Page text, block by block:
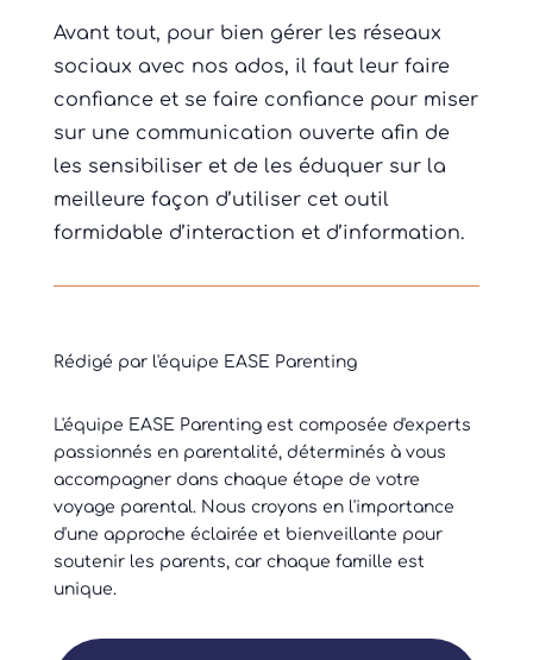
Avant tout, pour bien gérer les réseaux
sociaux avec nos ados, il faut leur faire
confiance et se faire confiance pour miser
sur une communication ouverte afin de
les sensibiliser et de les éduquer sur la
meilleure façon d’utiliser cet outil
formidable d’interaction et d’information.
Rédigé par l'équipe EASE Parenting
L'équipe EASE Parenting est composée d'experts
passionnés en parentalité, déterminés à vous
accompagner dans chaque étape de votre
voyage parental. Nous croyons en l'importance
d'une approche éclairée et bienveillante pour
soutenir les parents, car chaque famille est
unique.